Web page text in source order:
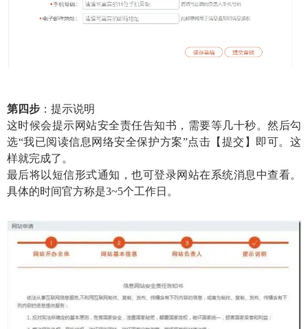
第四步 ：提示说明
这时候会提示网站安全责任告知书，需要等几十秒。然后勾
选“我已阅读信息网络安全保护方案”点击【提交】即可。这
样就完成了。
最后将以短信形式通知，也可登录网站在系统消息中查看。
具体的时间官方称是3~5个工作日。